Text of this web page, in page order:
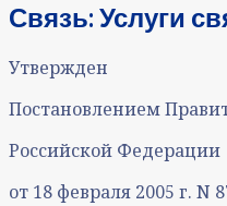
Связь: Услуги
Утвержден
Постановлением
Российской Федерации
от 18 февраля 2005 г. N